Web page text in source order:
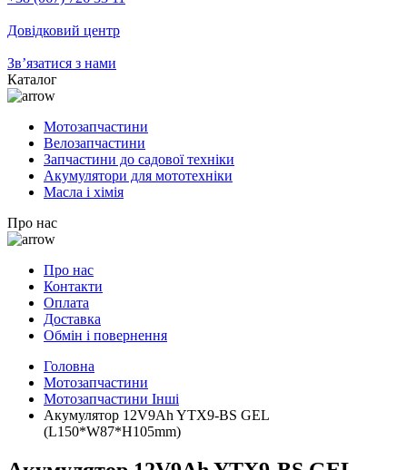
Довідковий центр
Зв’язатися з нами
Каталог
Мотозапчастини
Велозапчастини
Запчастини до садової техніки
Акумулятори для мототехніки
Масла і хімія
Про нас
Про нас
Контакти
Оплата
Доставка
Обмін і повернення
Головна
Мотозапчастини
Мотозапчастини Інші
Акумулятор 12V9Ah YTX9-BS GEL
(L150*W87*H105mm)